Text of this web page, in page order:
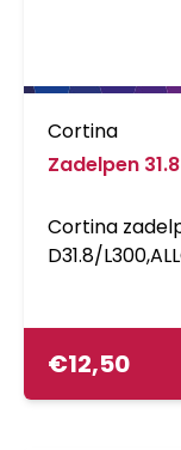
Cortina
Zadelpen
Cortina
D31.8/
€12,50